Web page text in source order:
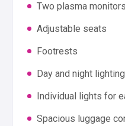
Two plasma monitors
Adjustable seats
Footrests
Day and night
Individual lights for
Spacious luggage